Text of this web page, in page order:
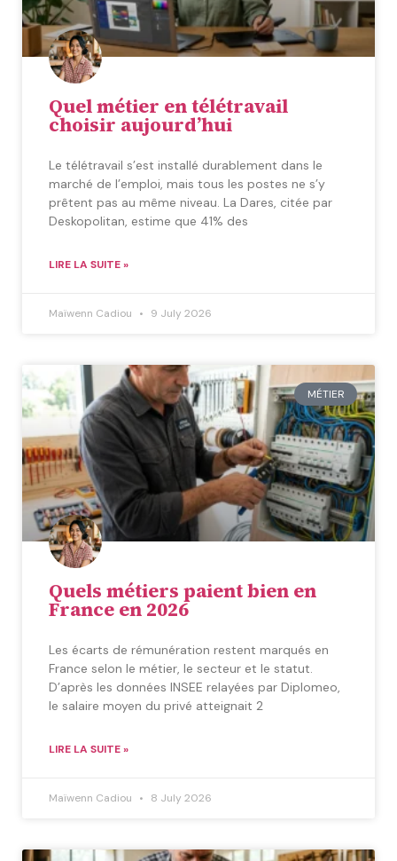
Quel métier en télétravail
choisir aujourd’hui
Le télétravail s’est installé durablement dans le
marché de l’emploi, mais tous les postes ne s’y
prêtent pas au même niveau. La Dares, citée par
Deskopolitan, estime que 41% des
LIRE LA SUITE »
Maïwenn Cadiou 9 July 2026
MÉTIER
Quels métiers paient bien en
France en 2026
Les écarts de rémunération restent marqués en
France selon le métier, le secteur et le statut.
D’après les données INSEE relayées par Diplomeo,
le salaire moyen du privé atteignait 2
LIRE LA SUITE »
Maïwenn Cadiou 8 July 2026